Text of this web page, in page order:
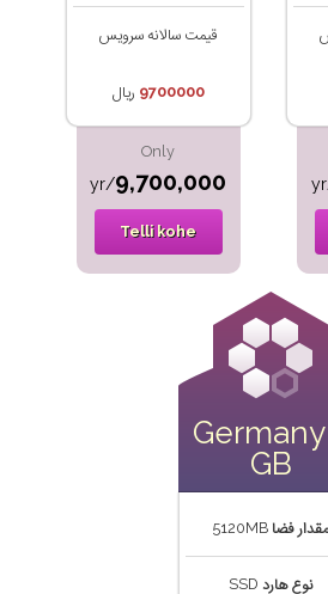
قیمت سالانه سرویس
9700000 ریال
Only
9,700,000
/yr
Telli kohe
GB
مقدار فضا 5120MB
نوع هارد